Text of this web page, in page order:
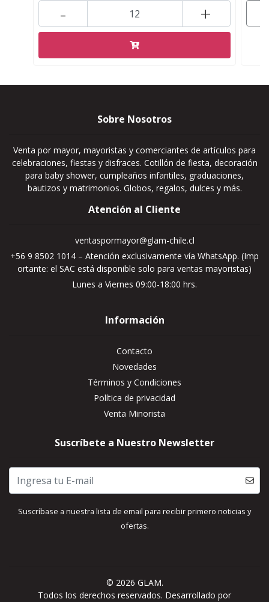
+
-
Sobre Nosotros
Venta por mayor, mayoristas y comerciantes de artículos para
celebraciones, fiestas y disfraces. Cotillón de fiesta, decoración
para baby shower, cumpleaños infantiles, graduaciones,
bautizos y matrimonios. Globos, regalos, dulces y más.
Atención al Cliente
ventaspormayor@glam-chile.cl
+56 9 8502 1014 – Atención exclusivamente vía WhatsApp. (Imp
ortante: el SAC está disponible solo para ventas mayoristas)
Lunes a Viernes 09:00-18:00 hrs.
Información
Contacto
Novedades
Términos y Condiciones
Política de privacidad
Venta Minorista
Suscríbete a Nuestro Newsletter
Suscríbase a nuestra lista de email para recibir primero noticias y
ofertas.
© 2026 GLAM.
Todos los derechos reservados. Desarrollado por